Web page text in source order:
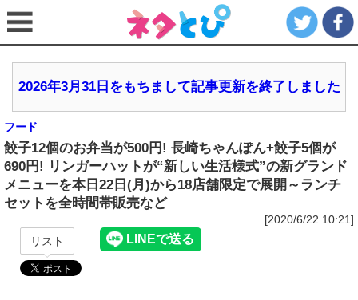
2026年3月31日をもちまして記事更新を終了しました
フード
餃子12個のお弁当が500円! 長崎ちゃんぽん+餃子5個が
690円! リンガーハットが“新しい生活様式”の新グランド
メニューを本日22日(月)から18店舗限定で展開～ランチ
セットを全時間帯販売など
[2020/6/22 10:21]
リスト